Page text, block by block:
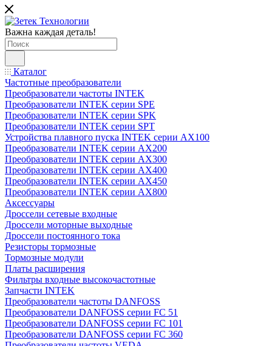
Важна каждая деталь!
Каталог
Частотные преобразователи
Преобразователи частоты INTEK
Преобразователи INTEK серии SPE
Преобразователи INTEK серии SPK
Преобразователи INTEK серии SPT
Устройства плавного пуска INTEK серии AX100
Преобразователи INTEK серии AX200
Преобразователи INTEK серии AX300
Преобразователи INTEK серии AX400
Преобразователи INTEK серии AX450
Преобразователи INTEK серии AX800
Аксессуары
Дроссели сетевые входные
Дроссели моторные выходные
Дроссели постоянного тока
Резисторы тормозные
Тормозные модули
Платы расширения
Фильтры входные высокочастотные
Запчасти INTEK
Преобразователи частоты DANFOSS
Преобразователи DANFOSS серии FC 51
Преобразователи DANFOSS серии FC 101
Преобразователи DANFOSS серии FC 360